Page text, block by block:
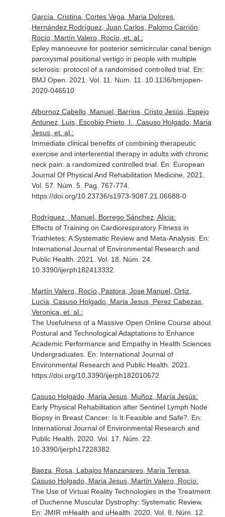
García, Cristina, Cortes Vega, Maria Dolores,
Hernández Rodríguez, Juan Carlos, Palomo Carrión,
Rocío, Martín Valero, Rocío, et. al.:
Epley manoeuvre for posterior semicircular canal benign
paroxysmal positional vertigo in people with multiple
sclerosis: protocol of a randomised controlled trial. En:
BMJ Open . 2021. Vol. 11. Núm. 11. 10.1136/bmjopen-
2020-046510
Albornoz Cabello, Manuel, Barrios, Cristo Jesús, Espejo
Antunez, Luis, Escobio Prieto, I., Casuso Holgado, Maria
Jesus, et. al.:
Immediate clinical benefits of combining therapeutic
exercise and interferential therapy in adults with chronic
neck pain: a randomized controlled trial. En: European
Journal Of Physical And Rehabilitation Medicine. 2021.
Vol. 57. Núm. 5. Pag. 767-774.
https://doi.org/10.23736/s1973-9087.21.06688-0
Rodríguez , Manuel, Borrego Sánchez, Alicia:
Effects of Training on Cardiorespiratory Fitness in
Triathletes: A Systematic Review and Meta-Analysis. En:
International Journal of Environmental Research and
Public Health . 2021. Vol. 18. Núm. 24.
10.3390/ijerph182413332
Martín Valero, Rocío, Pastora, Jose Manuel, Ortiz,
Lucía, Casuso Holgado, Maria Jesus, Perez Cabezas,
Veronica, et. al.:
The Usefulness of a Massive Open Online Course about
Postural and Technological Adaptations to Enhance
Academic Performance and Empathy in Health Sciences
Undergraduates. En: International Journal of
Environmental Research and Public Health . 2021.
https://doi.org/10.3390/ijerph182010672
Casuso Holgado, Maria Jesus, Muñoz, María Jesús:
Early Physical Rehabilitation after Sentinel Lymph Node
Biopsy in Breast Cancer: Is It Feasible and Safe?. En:
International Journal of Environmental Research and
Public Health . 2020. Vol. 17. Núm. 22.
10.3390/ijerph17228382
Baeza, Rosa, Labajos Manzanares, Maria Teresa,
Casuso Holgado, Maria Jesus, Martín Valero, Rocío:
The Use of Virtual Reality Technologies in the Treatment
of Duchenne Muscular Dystrophy: Systematic Review.
En: JMIR mHealth and uHealth . 2020. Vol. 8. Núm. 12.